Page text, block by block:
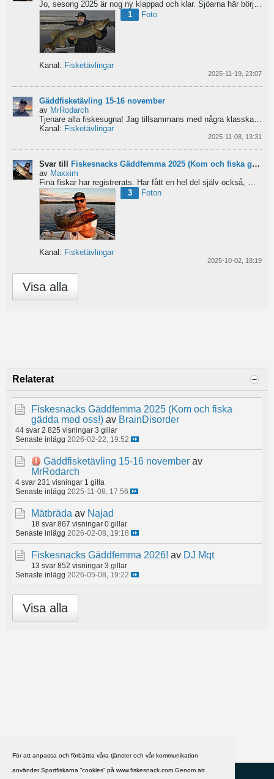
För att anpassa och förbättra våra tjänster och vår kommunikation
använder Sportfiskarna ”cookies” på www.fiskesnack.com.Genom att
1
Foto
Kanal: Fisketävlingar
2025-11-19, 23:07
Gäddfisketävling 15-16 november
av MrRodarch
Tjenare alla fiskesugna! Jag tillsammans med några klasskamrater på Forshagaakademin har startat...
Kanal: Fisketävlingar
2025-11-08, 13:31
Svar till Fiskesnacks Gäddfemma 2025 (Kom och fiska gädda med oss!)
av Maxxim
3
Foton
Kanal: Fisketävlingar
2025-10-02, 18:19
Visa alla
Relaterat
Fiskesnacks Gäddfemma 2025 (Kom och fiska
gädda med oss!) av BrainDisorder
44 svar 2 825 visningar 3 gillar
Senaste inlägg 2026-02-22, 19:52
Gäddfisketävling 15-16 november av
MrRodarch
4 svar 231 visningar 1 gilla
Senaste inlägg 2025-11-08, 17:56
Mätbräda av Najad
18 svar 867 visningar 0 gillar
Senaste inlägg 2026-02-08, 19:18
Fiskesnacks Gäddfemma 2026! av DJ Mqt
13 svar 852 visningar 3 gillar
Senaste inlägg 2026-05-08, 19:22
Visa alla
HJÄLP